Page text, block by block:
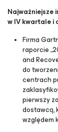
w IV kwartale i
Firma
raporcie
and
do
centrach
pierwszy
dostawcą,
względem